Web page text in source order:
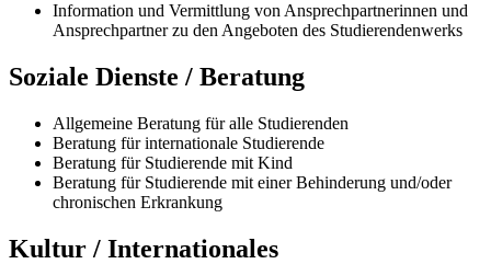
Information und Vermittlung von Ansprechpartnerinnen und
Ansprechpartner zu den Angeboten des Studierendenwerks
Soziale Dienste / Beratung
Allgemeine Beratung für alle Studierenden
Beratung für internationale Studierende
Beratung für Studierende mit Kind
Beratung für Studierende mit einer Behinderung und/oder
chronischen Erkrankung
Kultur / Internationales